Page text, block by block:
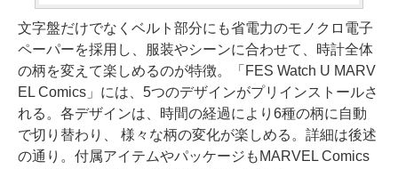
文字盤だけでなくベルト部分にも省電力のモノクロ電子
ペーパーを採用し、服装やシーンに合わせて、時計全体
の柄を変えて楽しめるのが特徴。「FES Watch U MARV
EL Comics」には、5つのデザインがプリインストールさ
れる。各デザインは、時間の経過により6種の柄に自動
で切り替わり、 様々な柄の変化が楽しめる。詳細は後述
の通り。付属アイテムやパッケージもMARVEL Comics